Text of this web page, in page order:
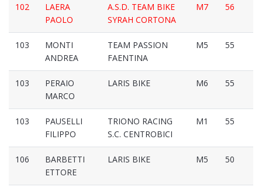
102
LAERA
PAOLO
A.S.D. TEAM BIKE
SYRAH CORTONA
M7 56
103
MONTI
ANDREA
TEAM PASSION
FAENTINA
M5 55
103
PERAIO
MARCO
LARIS BIKE M6 55
103
PAUSELLI
FILIPPO
TRIONO RACING
S.C. CENTROBICI
M1 55
106
BARBETTI
ETTORE
LARIS BIKE M5 50